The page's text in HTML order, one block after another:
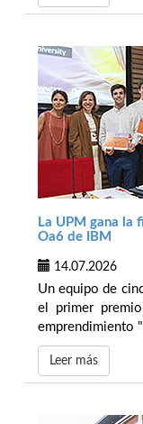
La UPM gana la
Oa6 de IBM
14.07.2026
Un equipo de
el primer
emprendimiento
Leer más